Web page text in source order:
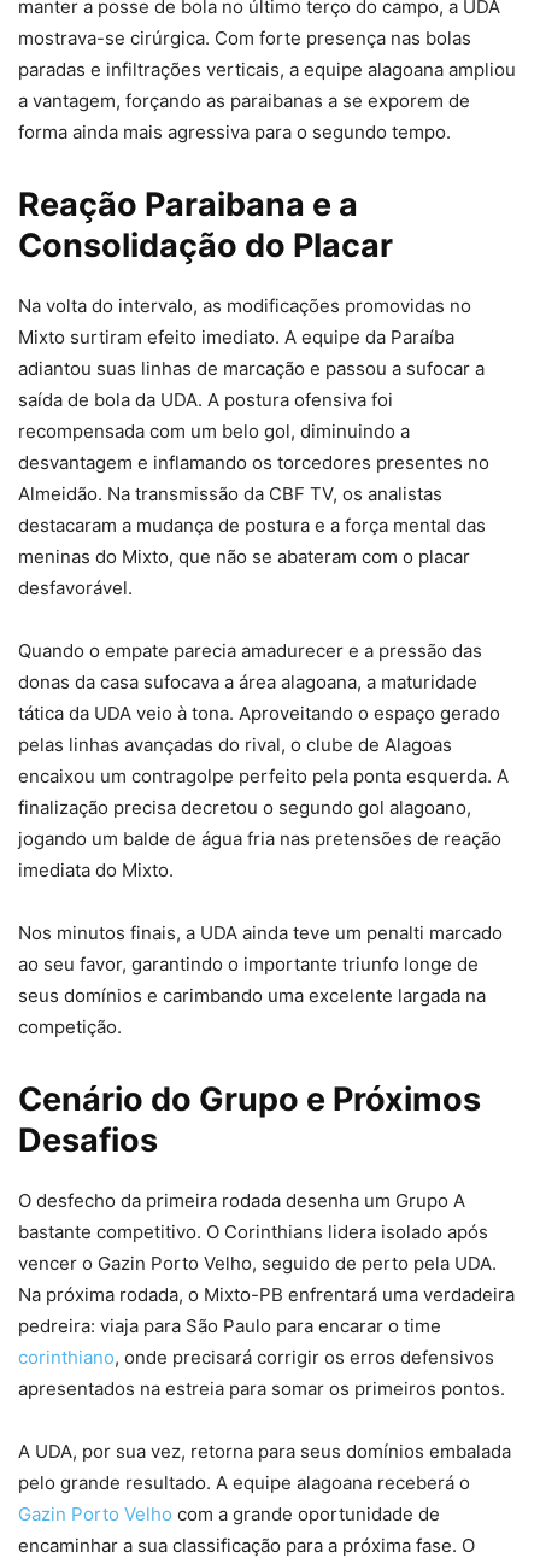
manter a posse de bola no último terço do campo, a UDA
mostrava-se cirúrgica. Com forte presença nas bolas
paradas e infiltrações verticais, a equipe alagoana ampliou
a vantagem, forçando as paraibanas a se exporem de
forma ainda mais agressiva para o segundo tempo.
Reação Paraibana e a
Consolidação do Placar
Na volta do intervalo, as modificações promovidas no
Mixto surtiram efeito imediato. A equipe da Paraíba
adiantou suas linhas de marcação e passou a sufocar a
saída de bola da UDA. A postura ofensiva foi
recompensada com um belo gol, diminuindo a
desvantagem e inflamando os torcedores presentes no
Almeidão. Na transmissão da CBF TV, os analistas
destacaram a mudança de postura e a força mental das
meninas do Mixto, que não se abateram com o placar
desfavorável.
Quando o empate parecia amadurecer e a pressão das
donas da casa sufocava a área alagoana, a maturidade
tática da UDA veio à tona. Aproveitando o espaço gerado
pelas linhas avançadas do rival, o clube de Alagoas
encaixou um contragolpe perfeito pela ponta esquerda. A
finalização precisa decretou o segundo gol alagoano,
jogando um balde de água fria nas pretensões de reação
imediata do Mixto.
Nos minutos finais, a UDA ainda teve um penalti marcado
ao seu favor, garantindo o importante triunfo longe de
seus domínios e carimbando uma excelente largada na
competição.
Cenário do Grupo e Próximos
Desafios
O desfecho da primeira rodada desenha um Grupo A
bastante competitivo. O Corinthians lidera isolado após
vencer o Gazin Porto Velho, seguido de perto pela UDA.
Na próxima rodada, o Mixto-PB enfrentará uma verdadeira
pedreira: viaja para São Paulo para encarar o time
corinthiano, onde precisará corrigir os erros defensivos
apresentados na estreia para somar os primeiros pontos.
A UDA, por sua vez, retorna para seus domínios embalada
pelo grande resultado. A equipe alagoana receberá o
Gazin Porto Velho com a grande oportunidade de
encaminhar a sua classificação para a próxima fase. O